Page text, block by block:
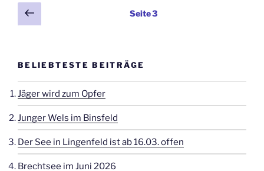
Seitennummerierung
der
Vorherige
Seite
Seite3
BELIEBTESTE BEITRÄGE
Jäger wird zum Opfer
Junger Wels im Binsfeld
Der See in Lingenfeld ist ab 16.03. offen
Brechtsee im Juni 2026